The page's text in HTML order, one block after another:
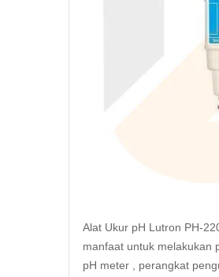
Alat Ukur pH Lutron PH-
manfaat untuk melakukan
pH meter , perangkat